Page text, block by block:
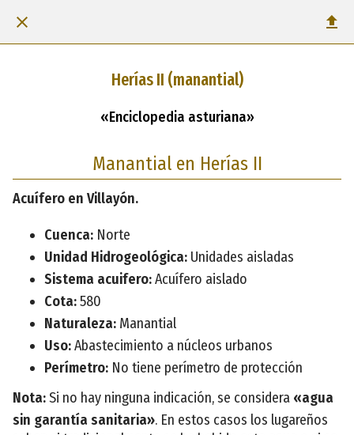
Herías II (manantial)
«Enciclopedia asturiana»
Manantial en Herías II
Acuífero en Villayón.
Cuenca: Norte
Unidad Hidrogeológica: Unidades aisladas
Sistema acuifero:Acuífero aislado
Cota:580
Naturaleza: Manantial
Uso:Abastecimiento a núcleos urbanos
Perímetro: No tiene perímetro de protección
Nota:Si no hay ninguna indicación, se considera «agua
sin garantía sanitaria». En estos casos los lugareños